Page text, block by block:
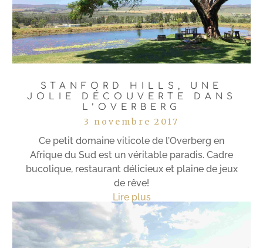
STANFORD HILLS, UNE
JOLIE DÉCOUVERTE DANS
L’OVERBERG
3 novembre 2017
Ce petit domaine viticole de l’Overberg en
Afrique du Sud est un véritable paradis. Cadre
bucolique, restaurant délicieux et plaine de jeux
de rêve!
Lire plus